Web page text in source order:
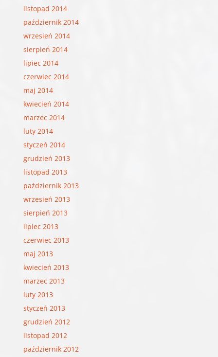
listopad 2014
październik 2014
wrzesień 2014
sierpień 2014
lipiec 2014
czerwiec 2014
maj 2014
kwiecień 2014
marzec 2014
luty 2014
styczeń 2014
grudzień 2013
listopad 2013
październik 2013
wrzesień 2013
sierpień 2013
lipiec 2013
czerwiec 2013
maj 2013
kwiecień 2013
marzec 2013
luty 2013
styczeń 2013
grudzień 2012
listopad 2012
październik 2012